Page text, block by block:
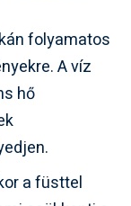
folyamatos
A víz
hő
a füsttel